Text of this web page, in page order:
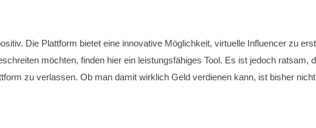
Die Plattform bietet eine innovative Möglichkeit, virtuelle Influencer zu
möchten, finden hier ein leistungsfähiges Tool. Es ist jedoch ratsam,
zu verlassen. Ob man damit wirklich Geld verdienen kann, ist bisher